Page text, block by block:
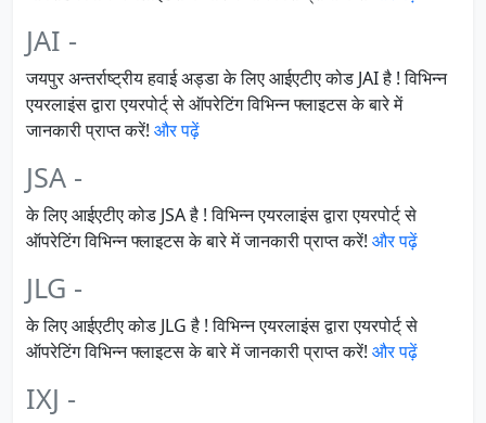
JAI -
जयपुर अन्तर्राष्ट्रीय हवाई अड्डा के लिए आईएटीए कोड JAI है ! विभिन्न
एयरलाइंस द्वारा एयरपोर्ट् से ऑपरेटिंग विभिन्न फ्लाइटस के बारे में
जानकारी प्राप्त करें! और पढ़ें
JSA -
के लिए आईएटीए कोड JSA है ! विभिन्न एयरलाइंस द्वारा एयरपोर्ट् से
ऑपरेटिंग विभिन्न फ्लाइटस के बारे में जानकारी प्राप्त करें! और पढ़ें
JLG -
के लिए आईएटीए कोड JLG है ! विभिन्न एयरलाइंस द्वारा एयरपोर्ट् से
ऑपरेटिंग विभिन्न फ्लाइटस के बारे में जानकारी प्राप्त करें! और पढ़ें
IXJ -